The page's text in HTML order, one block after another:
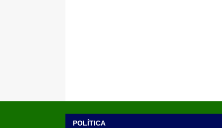
POLÍTICA